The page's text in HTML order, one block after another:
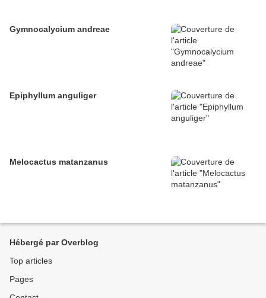
Gymnocalycium andreae
Epiphyllum anguliger
Melocactus matanzanus
Hébergé par Overblog
Top articles
Pages